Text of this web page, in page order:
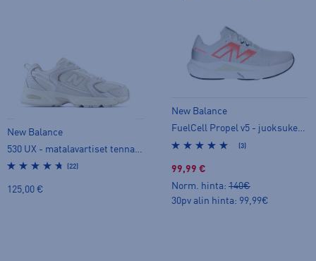
New Balance
(22)
125,00 €
New Balance
FuelCell Propel v5 - juoksukengät
(3)
99,99 €
Norm. hinta: 140€
30pv alin hinta: 99,99€